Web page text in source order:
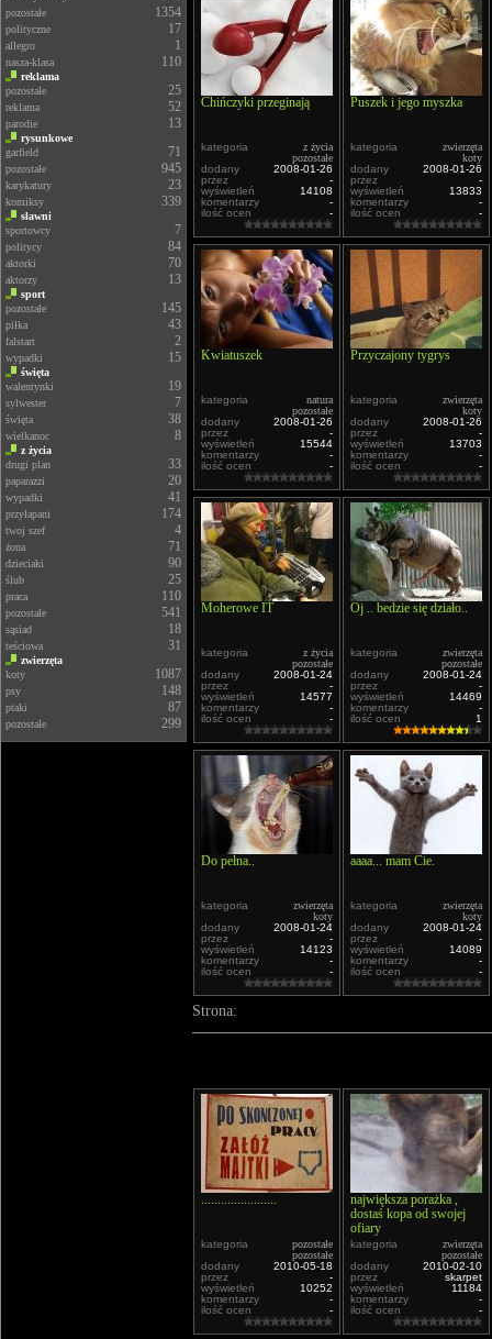
pozostałe 1354
polityczne 17
allegro 1
nasza-klasa 110
reklama
pozostałe
25
reklama 52
parodie 13
rysunkowe
garfield
71
pozostałe 945
karykatury 23
komiksy 339
sławni
sportowcy
7
politycy 84
aktorki 70
aktorzy 13
sport
pozostałe
145
piłka 43
falstart 2
wypadki 15
święta
walentynki
19
sylwester 7
święta 38
wielkanoc 8
z życia
drugi plan
33
paparazzi 20
wypadki 41
przyłapani 174
twoj szef 4
żona 71
dzieciaki 90
ślub 25
praca 110
pozostałe 541
sąsiad 18
teściowa 31
zwierzęta
koty
1087
psy 148
ptaki 87
pozostałe 299
Chińczyki przeginają
kategoria
z życia
pozostałe
dodany
2008-01-26
przez
-
wyświetleń
14108
komentarzy
-
ilość ocen
-
Puszek i jego myszka
kategoria
zwierzęta
koty
dodany
2008-01-26
przez
-
wyświetleń
13833
komentarzy
-
ilość ocen
-
Kwiatuszek
kategoria
natura
pozostałe
dodany
2008-01-26
przez
-
wyświetleń
15544
komentarzy
-
ilość ocen
-
Przyczajony tygrys
kategoria
zwierzęta
koty
dodany
2008-01-26
przez
-
wyświetleń
13703
komentarzy
-
ilość ocen
-
Moherowe IT
kategoria
z życia
pozostałe
dodany
2008-01-24
przez
-
wyświetleń
14577
komentarzy
-
ilość ocen
-
Oj .. bedzie się działo..
kategoria
zwierzęta
pozostałe
dodany
2008-01-24
przez
-
wyświetleń
14469
komentarzy
-
ilość ocen
1
Do pełna..
kategoria
zwierzęta
koty
dodany
2008-01-24
przez
-
wyświetleń
14123
komentarzy
-
ilość ocen
-
aaaa... mam Cie.
kategoria
zwierzęta
koty
dodany
2008-01-24
przez
-
wyświetleń
14089
komentarzy
-
ilość ocen
-
Strona:
.......................
kategoria
pozostałe
pozostałe
dodany
2010-05-18
przez
-
wyświetleń
10252
komentarzy
-
ilość ocen
-
największa porażka ,
dostaś kopa od swojej
ofiary
kategoria
zwierzęta
pozostałe
dodany
2010-02-10
przez
skarpet
wyświetleń
11184
komentarzy
-
ilość ocen
-